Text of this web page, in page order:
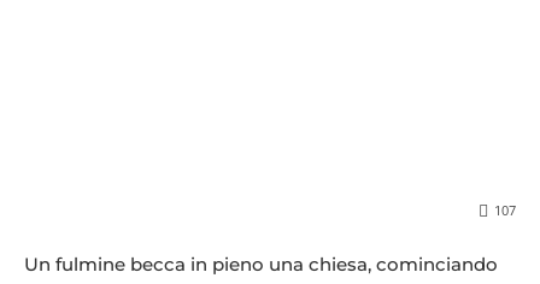
107
Un fulmine becca in pieno una chiesa, cominciando